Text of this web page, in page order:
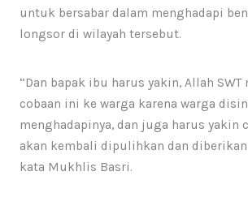
untuk bersabar dalam menghadapi
longsor di wilayah tersebut.
“Dan bapak ibu harus yakin, Allah SWT
cobaan ini ke warga karena warga
menghadapinya, dan juga harus yakin
akan kembali dipulihkan dan diberikan
kata Mukhlis Basri.